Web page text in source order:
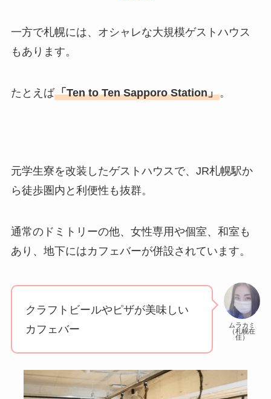
一方で札幌には、オシャレな大規模ゲストハウス
もあります。
たとえば「Ten to Ten Sapporo Station」。
元学生寮を改装したゲストハウスで、JR札幌駅か
ら徒歩圏内と利便性も抜群。
通常のドミトリーの他、女性専用や個室、和室も
あり、地下にはカフェバーが併設されています。
ムラカミ
（札幌在
住）
クラフトビールやピザが美味しい
カフェバー